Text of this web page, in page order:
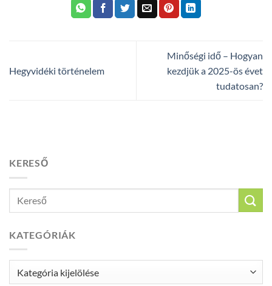
Hegyvidéki történelem
Minőségi idő – Hogyan
kezdjük a 2025-ös évet
tudatosan?
KERESŐ
KATEGÓRIÁK